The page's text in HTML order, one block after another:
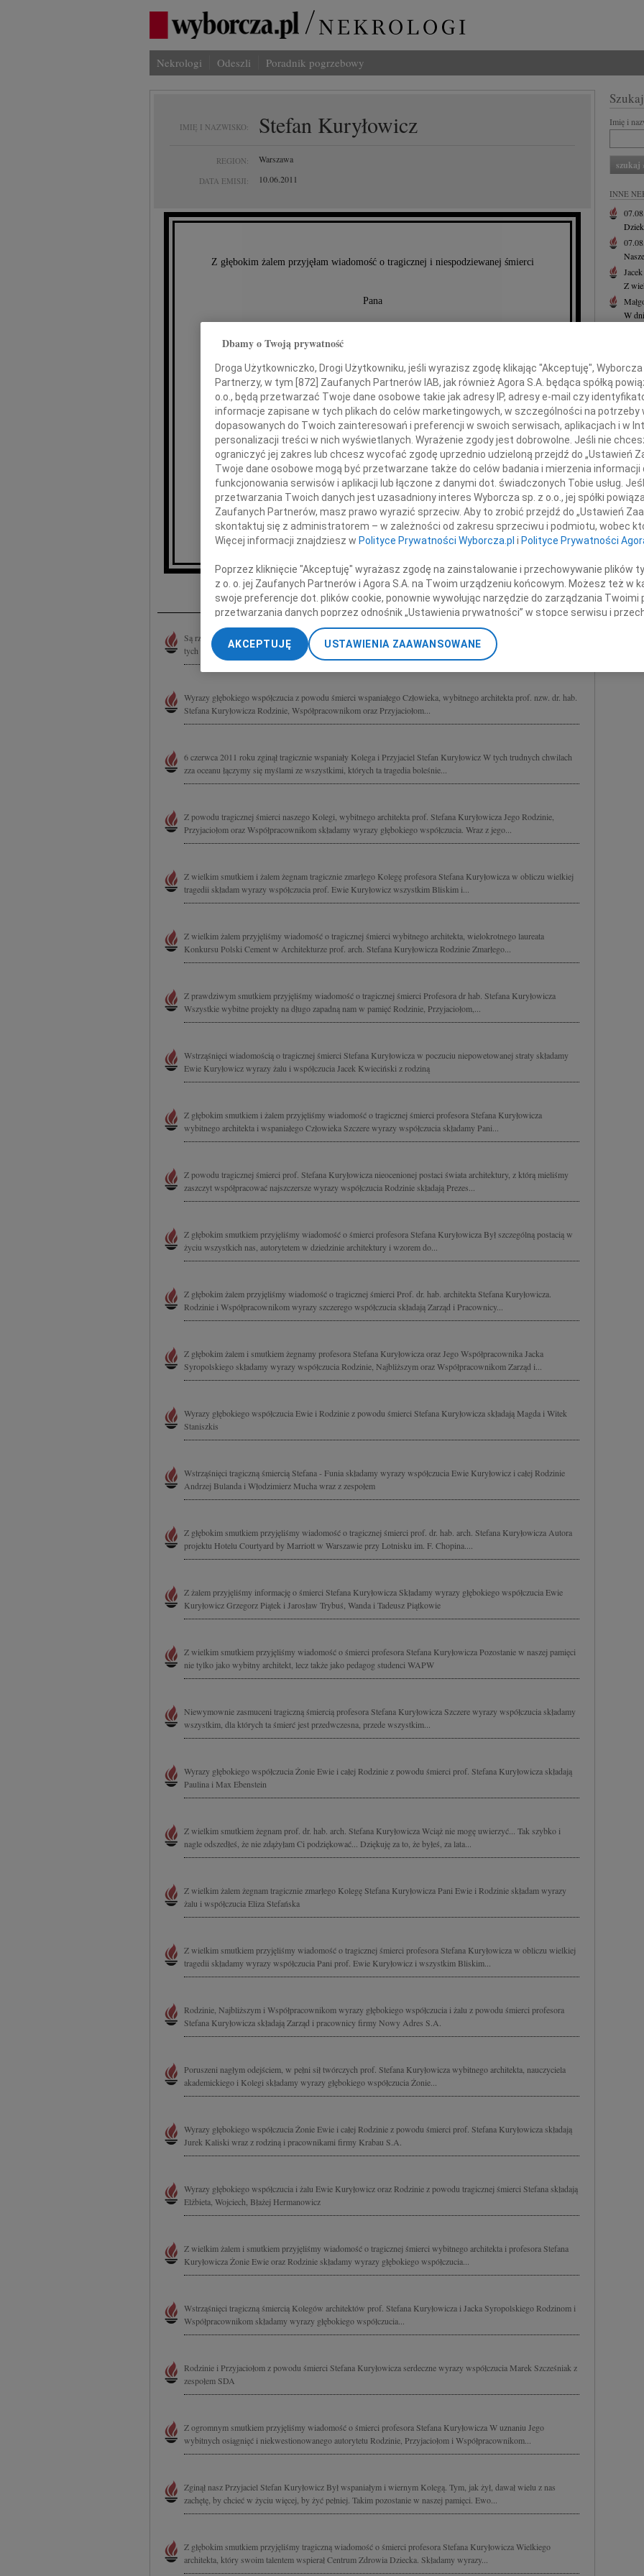
Nekrologi Odeszli Poradnik pogrzebowy
IMIĘ I NAZWISKO: Stefan Kuryłowicz
REGION: Warszawa
DATA EMISJI: 10.06.2011
Z głębokim żalem przyjęłam wiadomość o tragicznej i niespodziewanej śmierci
Pana
Stefana Kuryłowicza
Wszystkim
Bliskim i Współpracownikom
składam wyrazy serdecznego współczucia
Anna Chodorowska
Inne kondolencje
Są rzeczy, które trudno pojąć rozumem i których zrozumieć nie chcemy, lecz one same przychodzą nieproszone... W
tych niezwykle trudnych dniach Rodzinie naszego Mistrza i Nauczyciela...
Wyrazy głębokiego współczucia z powodu śmierci wspaniałego Człowieka, wybitnego architekta prof. nzw. dr. hab.
Stefana Kuryłowicza Rodzinie, Współpracownikom oraz Przyjaciołom...
6 czerwca 2011 roku zginął tragicznie wspaniały Kolega i Przyjaciel Stefan Kuryłowicz W tych trudnych chwilach
zza oceanu łączymy się myślami ze wszystkimi, których ta tragedia boleśnie...
Z powodu tragicznej śmierci naszego Kolegi, wybitnego architekta prof. Stefana Kuryłowicza Jego Rodzinie,
Przyjaciołom oraz Współpracownikom składamy wyrazy głębokiego współczucia. Wraz z jego...
Z wielkim smutkiem i żalem żegnam tragicznie zmarłego Kolegę profesora Stefana Kuryłowicza w obliczu wielkiej
tragedii składam wyrazy współczucia prof. Ewie Kuryłowicz wszystkim Bliskim i...
Z wielkim żalem przyjęliśmy wiadomość o tragicznej śmierci wybitnego architekta, wielokrotnego laureata
Konkursu Polski Cement w Architekturze prof. arch. Stefana Kuryłowicza Rodzinie Zmarłego...
Z prawdziwym smutkiem przyjęliśmy wiadomość o tragicznej śmierci Profesora dr hab. Stefana Kuryłowicza
Wszystkie wybitne projekty na długo zapadną nam w pamięć Rodzinie, Przyjaciołom,...
Wstrząśnięci wiadomością o tragicznej śmierci Stefana Kuryłowicza w poczuciu niepowetowanej straty składamy
Ewie Kuryłowicz wyrazy żalu i współczucia Jacek Kwieciński z rodziną
Z głębokim smutkiem i żalem przyjęliśmy wiadomość o tragicznej śmierci profesora Stefana Kuryłowicza
wybitnego architekta i wspaniałego Człowieka Szczere wyrazy współczucia składamy Pani...
Z powodu tragicznej śmierci prof. Stefana Kuryłowicza nieocenionej postaci świata architektury, z którą mieliśmy
zaszczyt współpracować najszczersze wyrazy współczucia Rodzinie składają Prezes...
Z głębokim smutkiem przyjęliśmy wiadomość o śmierci profesora Stefana Kuryłowicza Był szczególną postacią w
życiu wszystkich nas, autorytetem w dziedzinie architektury i wzorem do...
Z głębokim żalem przyjęliśmy wiadomość o tragicznej śmierci Prof. dr. hab. architekta Stefana Kuryłowicza.
Rodzinie i Współpracownikom wyrazy szczerego współczucia składają Zarząd i Pracownicy...
Z głębokim żalem i smutkiem żegnamy profesora Stefana Kuryłowicza oraz Jego Współpracownika Jacka
Syropolskiego składamy wyrazy współczucia Rodzinie, Najbliższym oraz Współpracownikom Zarząd i...
Wyrazy głębokiego współczucia Ewie i Rodzinie z powodu śmierci Stefana Kuryłowicza składają Magda i Witek
Staniszkis
Wstrząśnięci tragiczną śmiercią Stefana - Funia składamy wyrazy współczucia Ewie Kuryłowicz i całej Rodzinie
Andrzej Bulanda i Włodzimierz Mucha wraz z zespołem
Z głębokim smutkiem przyjęliśmy wiadomość o tragicznej śmierci prof. dr. hab. arch. Stefana Kuryłowicza Autora
projektu Hotelu Courtyard by Marriott w Warszawie przy Lotnisku im. F. Chopina....
Z żalem przyjęliśmy informację o śmierci Stefana Kuryłowicza Składamy wyrazy głębokiego współczucia Ewie
Kuryłowicz Grzegorz Piątek i Jarosław Trybuś, Wanda i Tadeusz Piątkowie
Z wielkim smutkiem przyjęliśmy wiadomość o śmierci profesora Stefana Kuryłowicza Pozostanie w naszej pamięci
nie tylko jako wybitny architekt, lecz także jako pedagog studenci WAPW
Niewymownie zasmuceni tragiczną śmiercią profesora Stefana Kuryłowicza Szczere wyrazy współczucia składamy
wszystkim, dla których ta śmierć jest przedwczesna, przede wszystkim...
Wyrazy głębokiego współczucia Żonie Ewie i całej Rodzinie z powodu śmierci prof. Stefana Kuryłowicza składają
Paulina i Max Ebenstein
Z wielkim smutkiem żegnam prof. dr. hab. arch. Stefana Kuryłowicza Wciąż nie mogę uwierzyć... Tak szybko i
nagle odszedłeś, że nie zdążyłam Ci podziękować... Dziękuję za to, że byłeś, za lata...
Z wielkim żalem żegnam tragicznie zmarłego Kolegę Stefana Kuryłowicza Pani Ewie i Rodzinie składam wyrazy
żalu i współczucia Eliza Stefańska
Z wielkim smutkiem przyjęliśmy wiadomość o tragicznej śmierci profesora Stefana Kuryłowicza w obliczu wielkiej
tragedii składamy wyrazy współczucia Pani prof. Ewie Kuryłowicz i wszystkim Bliskim...
Rodzinie, Najbliższym i Współpracownikom wyrazy głębokiego współczucia i żalu z powodu śmierci profesora
Stefana Kuryłowicza składają Zarząd i pracownicy firmy Nowy Adres S.A.
Poruszeni nagłym odejściem, w pełni sił twórczych prof. Stefana Kuryłowicza wybitnego architekta, nauczyciela
akademickiego i Kolegi składamy wyrazy głębokiego współczucia Żonie...
Wyrazy głębokiego współczucia Żonie Ewie i całej Rodzinie z powodu śmierci prof. Stefana Kuryłowicza składają
Jurek Kaliski wraz z rodziną i pracownikami firmy Krabau S.A.
Wyrazy głębokiego współczucia i żalu Ewie Kuryłowicz oraz Rodzinie z powodu tragicznej śmierci Stefana składają
Elżbieta, Wojciech, Błażej Hermanowicz
Z wielkim żalem i smutkiem przyjęliśmy wiadomość o tragicznej śmierci wybitnego architekta i profesora Stefana
Kuryłowicza Żonie Ewie oraz Rodzinie składamy wyrazy głębokiego współczucia...
Wstrząśnięci tragiczną śmiercią Kolegów architektów prof. Stefana Kuryłowicza i Jacka Syropolskiego Rodzinom i
Współpracownikom składamy wyrazy głębokiego współczucia...
Rodzinie i Przyjaciołom z powodu śmierci Stefana Kuryłowicza serdeczne wyrazy współczucia Marek Szcześniak z
zespołem SDA
Z ogromnym smutkiem przyjęliśmy wiadomość o śmierci profesora Stefana Kuryłowicza W uznaniu Jego
wybitnych osiągnięć i niekwestionowanego autorytetu Rodzinie, Przyjaciołom i Współpracownikom...
Zginął nasz Przyjaciel Stefan Kuryłowicz Był wspaniałym i wiernym Kolegą. Tym, jak żył, dawał wielu z nas
zachętę, by chcieć w życiu więcej, by żyć pełniej. Takim pozostanie w naszej pamięci. Ewo...
Z głębokim smutkiem przyjęliśmy tragiczną wiadomość o śmierci profesora Stefana Kuryłowicza Wielkiego
architekta, który swoim talentem wspierał Centrum Zdrowia Dziecka. Składamy wyrazy...
Imię i
INNE
Z
W
Asia
Dbamy o Twoją prywatność
Droga Użytkowniczko, Drogi Użytkowniku, jeśli wyrazisz zgodę klikając "Akceptuję",
Partnerzy, w tym [ 872 ] Zaufanych Partnerów IAB, jak również Agora S.A. będąca spółką
o.o., będą przetwarzać Twoje dane osobowe takie jak adresy IP, adresy e-mail czy
informacje zapisane w tych plikach do celów marketingowych, w szczególności na potrzeby
dopasowanych do Twoich zainteresowań i preferencji w swoich serwisach, aplikacjach i w
personalizacji treści w nich wyświetlanych. Wyrażenie zgody jest dobrowolne. Jeśli nie
ograniczyć jej zakres lub chcesz wycofać zgodę uprzednio udzieloną przejdź do „Ustawień
Twoje dane osobowe mogą być przetwarzane także do celów badania i mierzenia
funkcjonowania serwisów i aplikacji lub łączone z danymi dot. świadczonych Tobie usług.
przetwarzania Twoich danych jest uzasadniony interes Wyborcza sp. z o.o., jej spółki
Zaufanych Partnerów, masz prawo wyrazić sprzeciw. Aby to zrobić przejdź do „Ustawień
skontaktuj się z administratorem – w zależności od zakresu sprzeciwu i podmiotu, wobec
Więcej informacji znajdziesz w Polityce Prywatności Wyborcza.pl i Polityce Prywatności
Poprzez kliknięcie "Akceptuję" wyrażasz zgodę na zainstalowanie i przechowywanie plików
z o. o. jej Zaufanych Partnerów i Agora S.A. na Twoim urządzeniu końcowym. Możesz też w
swoje preferencje dot. plików cookie, ponownie wywołując narzędzie do zarządzania Twoimi
przetwarzania danych poprzez odnośnik „Ustawienia prywatności” w stopce serwisu i
„Ustawienia zaawansowane”. Zmiana ustawień plików cookie możliwa jest także za pomocą
My, nasi Zaufani Partnerzy i Agora S.A. możemy przetwarzać dane osobowe w
dokładnych danych geolokalizacyjnych. Aktywne skanowanie charakterystyki urządzenia do
treści, badnie odbiorców i ulepszanie usług.Lista Zaufanych Partnerów
USTAWIENIA ZAAWANSOWANE
AKCEPTUJĘ